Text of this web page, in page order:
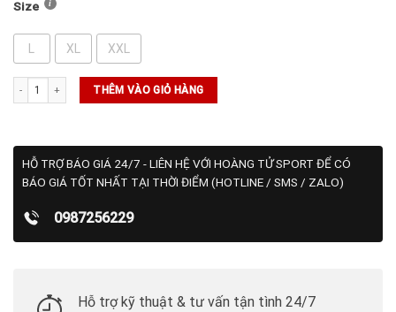
Size
L XL XXL
Áo Polo Golf Adidas Họa Tiết Ultimate365 (HR7913) số lượng
THÊM VÀO GIỎ HÀNG
HỖ TRỢ BÁO GIÁ 24/7 - LIÊN HỆ VỚI HOÀNG TỬ SPORT ĐỂ CÓ
BÁO GIÁ TỐT NHẤT TẠI THỜI ĐIỂM (HOTLINE / SMS / ZALO)
0987256229
Hỗ trợ kỹ thuật & tư vấn tận tình 24/7